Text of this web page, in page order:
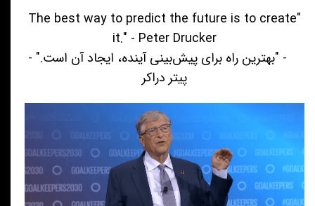
"The best way to predict the future is to create
it." - Peter Drucker
- "بهترین راه برای پیش‌بینی آینده، ایجاد آن است." -
پیتر دراکر